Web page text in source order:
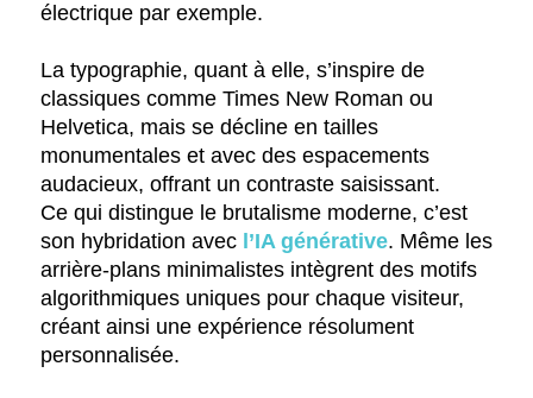
électrique par exemple.
La typographie, quant à elle, s’inspire de
classiques comme Times New Roman ou
Helvetica, mais se décline en tailles
monumentales et avec des espacements
audacieux, offrant un contraste saisissant.
Ce qui distingue le brutalisme moderne, c’est
son hybridation avec l’IA générative. Même les
arrière-plans minimalistes intègrent des motifs
algorithmiques uniques pour chaque visiteur,
créant ainsi une expérience résolument
personnalisée.